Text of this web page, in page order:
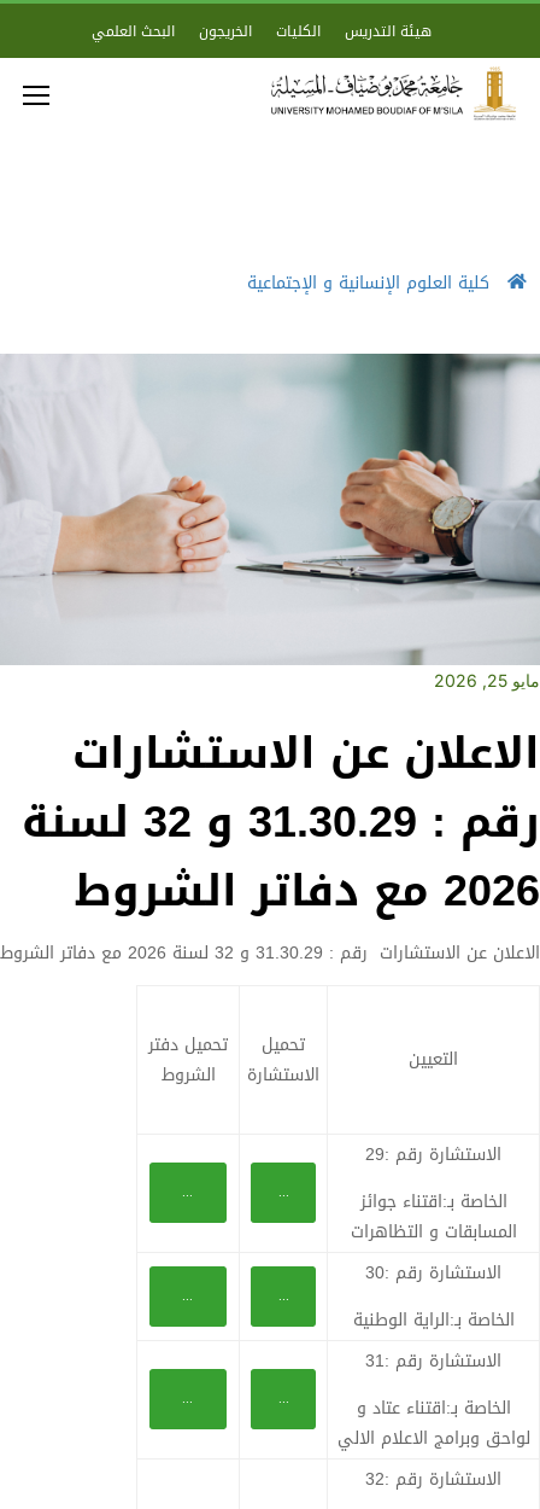
هيئة التدريس الكليات الخريجون البحث العلمي
كلية العلوم الإنسانية و الإجتماعية
مايو 25, 2026
الاعلان عن الاستشارات
رقم : 31.30.29 و 32 لسنة
2026 مع دفاتر الشروط
الاعلان عن الاستشارات رقم : 31.30.29 و 32 لسنة 2026 مع دفاتر الشروط
التعيين
تحميل
الاستشارة
تحميل دفتر
الشروط
الاستشارة رقم :29
الخاصة بـ:اقتناء جوائز
المسابقات و التظاهرات
...
...
الاستشارة رقم :30
الخاصة بـ:الراية الوطنية
...
...
الاستشارة رقم :31
الخاصة بـ:اقتناء عتاد و
لواحق وبرامج الاعلام الالي
...
...
الاستشارة رقم :32